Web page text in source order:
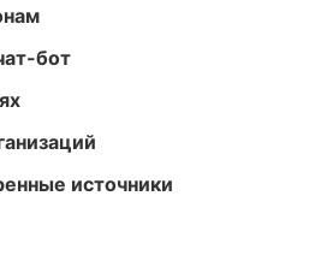
бот
источники